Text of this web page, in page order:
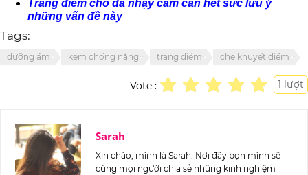
Trang điểm cho da nhạy cảm cần hết sức lưu ý
những vấn đề này
Tags:
dưỡng ẩm kem chống nắng trang điểm che khuyết điểm
1 lượt
Vote :
Sarah
Xin chào, mình là Sarah. Nơi đây bọn mình sẽ
cùng mọi người chia sẻ những kinh nghiệm